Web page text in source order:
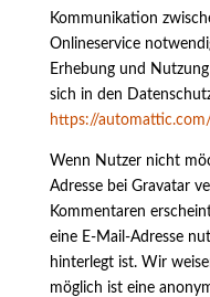
Kommunikation
Onlineservice
Erhebung und
sich in den
https://
Wenn Nutzer nicht
Adresse bei Gravatar
Kommentaren
eine E-Mail-Adresse
hinterlegt ist. Wir
möglich ist eine